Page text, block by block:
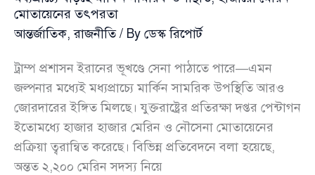
মোতায়েনের তৎপরতা
আন্তর্জাতিক,রাজনীতি/ By ডেস্ক রিপোর্ট
ট্রাম্প প্রশাসন ইরানের ভূখণ্ডে সেনা পাঠাতে পারে—এমন
জল্পনার মধ্যেই মধ্যপ্রাচ্যে মার্কিন সামরিক উপস্থিতি আরও
জোরদারের ইঙ্গিত মিলছে। যুক্তরাষ্ট্রের প্রতিরক্ষা দপ্তর পেন্টাগন
ইতোমধ্যে হাজার হাজার মেরিন ও নৌসেনা মোতায়েনের
প্রক্রিয়া ত্বরান্বিত করেছে। বিভিন্ন প্রতিবেদনে বলা হয়েছে,
অন্তত ২,২০০ মেরিন সদস্য নিয়ে